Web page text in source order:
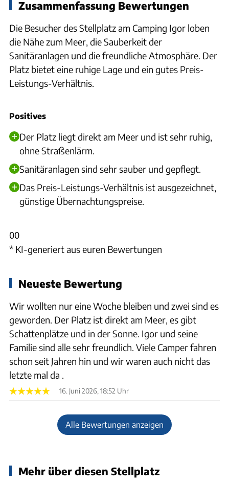
Zusammenfassung Bewertungen
Die Besucher des Stellplatz am Camping Igor loben
die Nähe zum Meer, die Sauberkeit der
Sanitäranlagen und die freundliche Atmosphäre. Der
Platz bietet eine ruhige Lage und ein gutes Preis-
Leistungs-Verhältnis.
Positives
Der Platz liegt direkt am Meer und ist sehr ruhig,
ohne Straßenlärm.
Sanitäranlagen sind sehr sauber und gepflegt.
Das Preis-Leistungs-Verhältnis ist ausgezeichnet,
günstige Übernachtungspreise.
00
* KI-generiert aus euren Bewertungen
Neueste Bewertung
Wir wollten nur eine Woche bleiben und zwei sind es
geworden. Der Platz ist direkt am Meer, es gibt
Schattenplätze und in der Sonne. Igor und seine
Familie sind alle sehr freundlich. Viele Camper fahren
schon seit Jahren hin und wir waren auch nicht das
letzte mal da .
16. Juni 2026, 18:52 Uhr
Alle Bewertungen anzeigen
Mehr über diesen Stellplatz